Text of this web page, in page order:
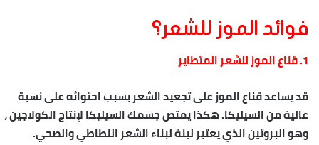
فوائد الموز للشعر؟
1. قناع الموز للشعر المتطاير
قد يساعد قناع الموز على تجعيد الشعر بسبب احتوائه على نسبة
عالية من السيليكا. هكذا يمتص جسمك السيليكا لإنتاج الكولاجين ،
وهو البروتين الذي يعتبر لبنة لبناء الشعر النطاطي والصحي.